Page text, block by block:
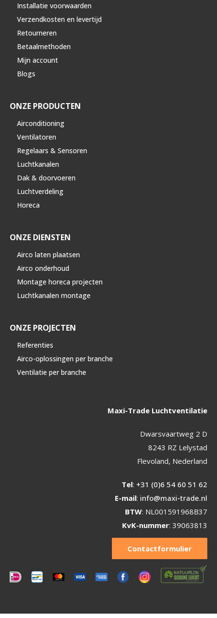
Installatie voorwaarden
Verzendkosten en levertijd
Retourneren
Betaalmethoden
Mijn account
Blogs
ONZE PRODUCTEN
Airconditioning
Ventilatoren
Regelaars & Sensoren
Luchtkanalen
Dak & doorvoeren
Luchtverdeling
Horeca
ONZE DIENSTEN
Airco laten plaatsen
Airco onderhoud
Montage horeca projecten
Luchtkanalen montage
ONZE PROJECTEN
Referenties
Airco-oplossingen per branche
Ventilatie per branche
Maxi-Trade Luchtventilatie
Dwarsvaartweg 2 D
8243 RZ Lelystad
Flevoland, Nederland
Tel: +31 (0)6 54 60 51 62
E-mail: info@maxi-trade.nl
BTW: NL001591968B37
KvK-nummer: 39063813
Contactformulier